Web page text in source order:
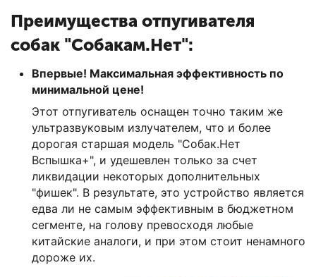
Преимущества отпугивателя
собак "Собакам.Нет":
Впервые! Максимальная эффективность по
минимальной цене!
Этот отпугиватель оснащен точно таким же
ультразвуковым излучателем, что и более
дорогая старшая модель "Собак.Нет
Вспышка+", и удешевлен только за счет
ликвидации некоторых дополнительных
"фишек". В результате, это устройство является
едва ли не самым эффективным в бюджетном
сегменте, на голову превосходя любые
китайские аналоги, и при этом стоит ненамного
дороже их.